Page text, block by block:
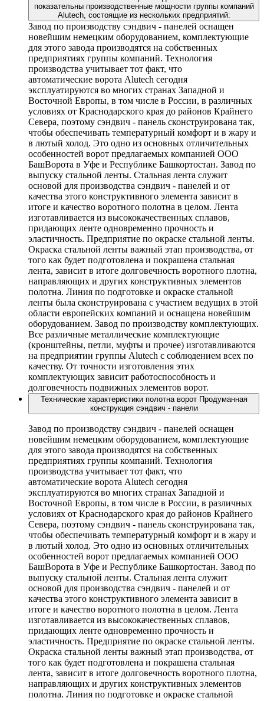
показательны производственные мощности группы компаний
Alutech, состоящие из нескольких предприятий:
Завод по производству сэндвич - панелей оснащен
новейшим немецким оборудованием, комплектующие
для этого завода производятся на собственных
предприятиях группы компаний. Технология
производства учитывает тот факт, что
автоматические ворота Alutech сегодня
эксплуатируются во многих странах Западной и
Восточной Европы, в том числе в России, в различных
условиях от Краснодарского края до районов Крайнего
Севера, поэтому сэндвич - панель сконструирована так,
чтобы обеспечивать температурный комфорт и в жару и
в лютый холод. Это одно из основных отличительных
особенностей ворот предлагаемых компанией ООО
БашВорота в Уфе и Республике Башкортостан. Завод по
выпуску стальной ленты. Стальная лента служит
основой для производства сэндвич - панелей и от
качества этого конструктивного элемента зависит в
итоге и качество воротного полотна в целом. Лента
изготавливается из высококачественных сплавов,
придающих ленте одновременно прочность и
эластичность. Предприятие по окраске стальной ленты.
Окраска стальной ленты важный этап производства, от
того как будет подготовлена и покрашена стальная
лента, зависит в итоге долговечность воротного плотна,
направляющих и других конструктивных элементов
полотна. Линия по подготовке и окраске стальной
ленты была сконструирована с участием ведущих в этой
области европейских компаний и оснащена новейшим
оборудованием. Завод по производству комплектующих.
Все различные металлические комплектующие
(кронштейны, петли, муфты и прочее) изготавливаются
на предприятии группы Alutech с соблюдением всех по
качеству. От точности изготовления этих
комплектующих зависит работоспособность и
долговечность подвижных элементов ворот.
Технические характеристики полотна ворот Продуманная
конструкция сэндвич - панели
Завод по производству сэндвич - панелей оснащен
новейшим немецким оборудованием, комплектующие
для этого завода производятся на собственных
предприятиях группы компаний. Технология
производства учитывает тот факт, что
автоматические ворота Alutech сегодня
эксплуатируются во многих странах Западной и
Восточной Европы, в том числе в России, в различных
условиях от Краснодарского края до районов Крайнего
Севера, поэтому сэндвич - панель сконструирована так,
чтобы обеспечивать температурный комфорт и в жару и
в лютый холод. Это одно из основных отличительных
особенностей ворот предлагаемых компанией ООО
БашВорота в Уфе и Республике Башкортостан. Завод по
выпуску стальной ленты. Стальная лента служит
основой для производства сэндвич - панелей и от
качества этого конструктивного элемента зависит в
итоге и качество воротного полотна в целом. Лента
изготавливается из высококачественных сплавов,
придающих ленте одновременно прочность и
эластичность. Предприятие по окраске стальной ленты.
Окраска стальной ленты важный этап производства, от
того как будет подготовлена и покрашена стальная
лента, зависит в итоге долговечность воротного плотна,
направляющих и других конструктивных элементов
полотна. Линия по подготовке и окраске стальной